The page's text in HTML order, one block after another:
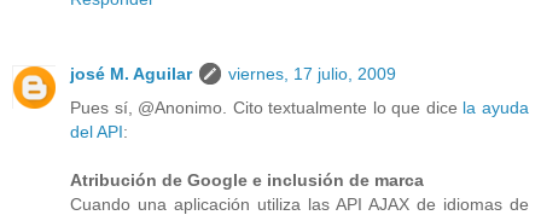
josé M. Aguilar
viernes, 17 julio, 2009
Pues sí, @Anonimo. Cito textualmente lo que dice la ayuda
del API:
Atribución de Google e inclusión de marca
Cuando una aplicación utiliza las API AJAX de idiomas de